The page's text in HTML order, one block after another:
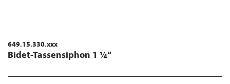
649.15.330.xxx
Bidet-Tassensiphon 1 ¼“